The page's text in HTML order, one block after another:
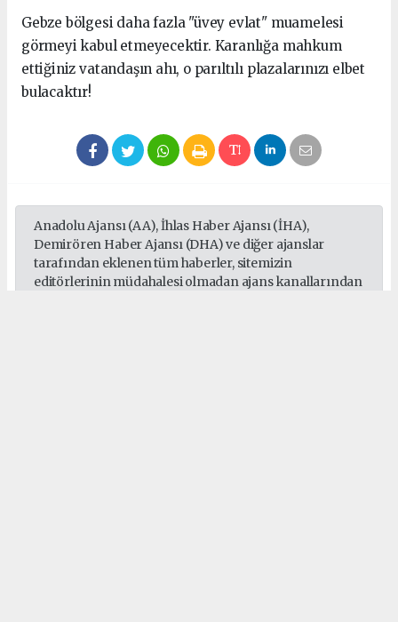
Gebze bölgesi daha fazla "üvey evlat" muamelesi
görmeyi kabul etmeyecektir. Karanlığa mahkum
ettiğiniz vatandaşın ahı, o parıltılı plazalarınızı elbet
bulacaktır!
Anadolu Ajansı (AA), İhlas Haber Ajansı (İHA),
Demirören Haber Ajansı (DHA) ve diğer ajanslar
tarafından eklenen tüm haberler, sitemizin
editörlerinin müdahalesi olmadan ajans kanallarından